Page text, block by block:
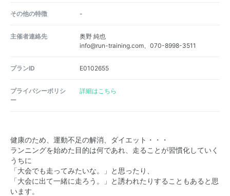
その他の特徴 -
主催者連絡先
奥野 純也
info@run-training.com、070-8998-3511
プランID E0102655
プライバシーポリシ
ー
詳細はこちら
健康のため、運動不足の解消、ダイエット・・・
ランニングを始めた目的は何であれ、走ることが習慣化していく
うちに
「大会でも走ってみたいな。」と思ったり、
「大会に出て一緒に走ろう。」と誘われたりすることもあると思
います。